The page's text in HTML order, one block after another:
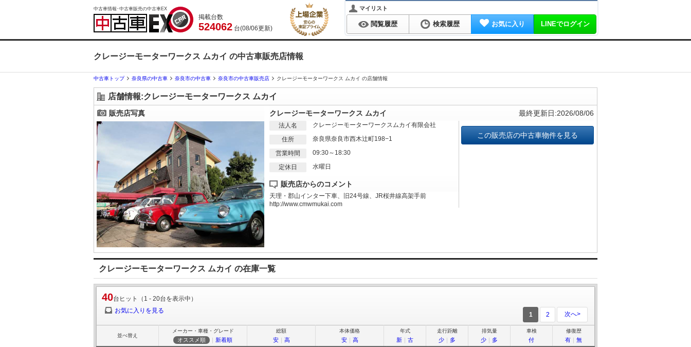
中古車情報･中古車販売の中古車EX
掲載台数
524062 台(08/06更新)
マイリスト
閲覧履歴 検索履歴 お気に入り LINEでログイン
クレージーモーターワークス ムカイ の中古車販売店情報
中古車トップ 奈良県の中古車 奈良市の中古車 奈良市の中古車販売店 クレージーモーターワークス ムカイ の店舗情報
店舗情報:クレージーモーターワークス ムカイ
販売店写真 クレージーモーターワークス ムカイ
法人名
クレージーモーターワークスムカイ有限会社
住所
奈良県奈良市西木辻町198−1
営業時間
09:30～18:30
定休日
水曜日
販売店からのコメント
天理・郡山インター下車、旧24号線、JR桜井線高架手前
http://www.cmwmukai.com
最終更新日:2026/08/06
この販売店の中古車物件を見る
クレージーモーターワークス ムカイ の在庫一覧
40台ヒット（1 - 20台を表示中）
お気に入りを見る
1 2 次へ>
並べ替え
メーカー・車種・グレード
オススメ順 ｜ 新着順
総額
安｜ 高
本体価格
安｜ 高
年式
新 ｜ 古
走行距離
少 ｜ 多
排気量
少 ｜ 多
車検
付
修復歴
有 ｜ 無